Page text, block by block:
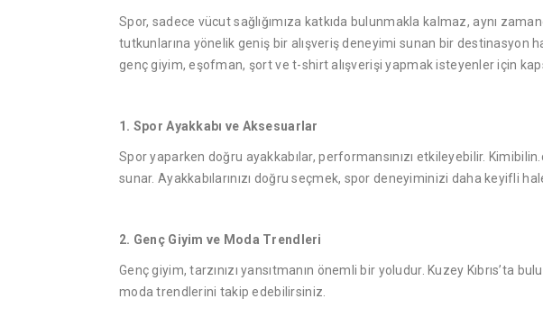
Spor, sadece vücut sağlığımıza katkıda bulunmakla kalmaz, aynı
tutkunlarına yönelik geniş bir alışveriş deneyimi sunan bir destinasyon
genç giyim, eşofman, şort ve t-shirt alışverişi yapmak isteyenler için
1. Spor Ayakkabı ve Aksesuarlar
Spor yaparken doğru ayakkabılar, performansınızı etkileyebilir.
sunar. Ayakkabılarınızı doğru seçmek, spor deneyiminizi daha keyifli
2. Genç Giyim ve Moda Trendleri
Genç giyim, tarzınızı yansıtmanın önemli bir yoludur. Kuzey Kıbrıs’ta
moda trendlerini takip edebilirsiniz.